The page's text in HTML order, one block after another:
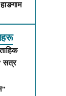
सत्र